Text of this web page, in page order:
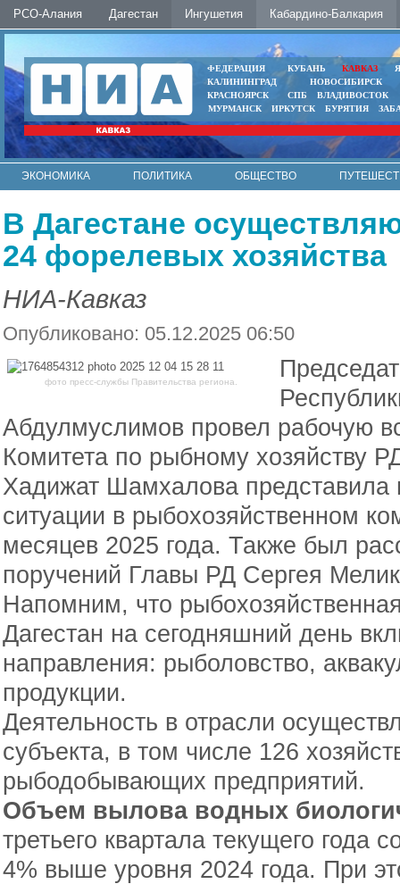
РСО-Алания Дагестан Ингушетия Кабардино-Балкария
ФЕДЕРАЦИЯ КУБАНЬ КАВКАЗ
КАЛИНИНГРАД
НОВОСИБИРСК
КРАСНОЯРСК
СПБ
ВЛАДИВОСТОК
МУРМАНСК
ИРКУТСК БУРЯТИЯ
ЭКОНОМИКА ПОЛИТИКА ОБЩЕСТВО
В Дагестане
24 форелевых хозяйства
НИА-Кавказ
Опубликовано: 05.12.2025 06:50
фото пресс-службы Правительства региона.
Абдулмуслимов провел рабочую
Комитета по рыбному хозяйству
Хадижат Шамхалова представила
ситуации в рыбохозяйственном
месяцев 2025 года. Также был
поручений Главы РД Сергея
Напомним, что
Дагестан на сегодняшний день
направления: рыболовство,
продукции.
Деятельность в отрасли
субъекта, в том числе 126
рыбодобывающих предприятий.
Объем вылова водных
третьего квартала текущего года
4% выше уровня 2024 года. При